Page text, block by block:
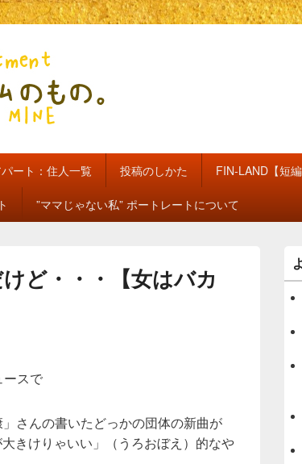
の。【新館】
ート：住人一覧 投稿のしかた FIN-LAND【短
”ママじゃない私” ポートレートについて
ど・・・【女はバカ
ースで
さんの書いたどっかの団体の新曲が
きけりゃいい」（うろおぼえ）的なや
ン
サ
バ
ウ
ェ
エ